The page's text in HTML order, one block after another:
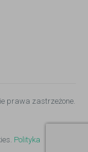
prawa zastrzeżone.
Polityka